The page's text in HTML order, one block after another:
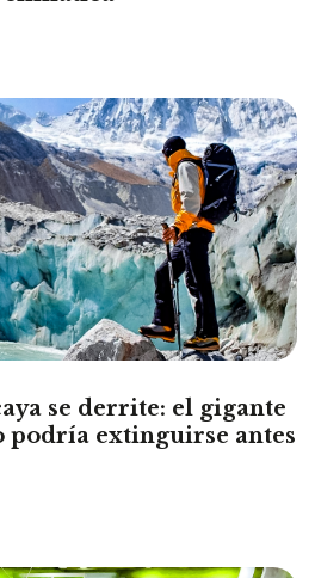
se derrite: el gigante
podría extinguirse antes